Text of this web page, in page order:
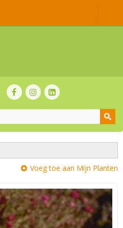
Voeg toe aan Mijn Planten